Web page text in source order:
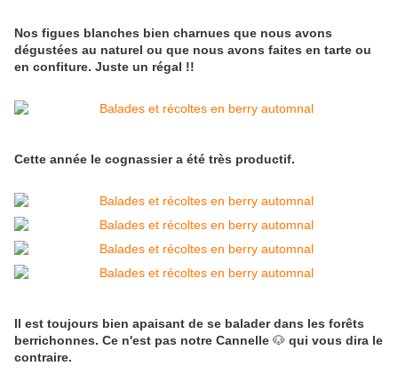
Nos figues blanches bien charnues que nous avons
dégustées au naturel ou que nous avons faites en tarte ou
en confiture. Juste un régal !!
Cette année le cognassier a été très productif.
Il est toujours bien apaisant de se balader dans les forêts
berrichonnes. Ce n'est pas notre Cannelle 🐶 qui vous dira le
contraire.